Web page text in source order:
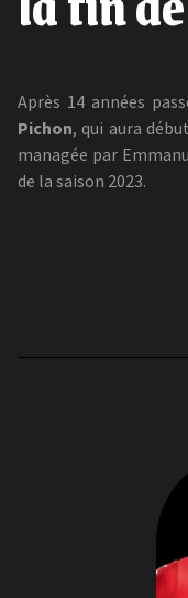
Après 14 années
Pichon, qui aura
managée par
de la saison 2023.